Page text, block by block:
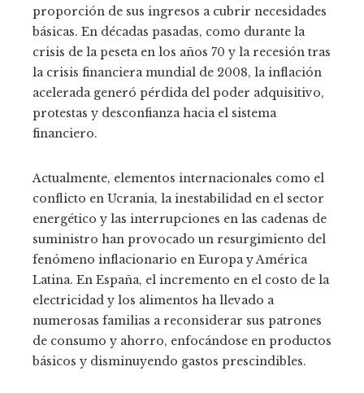
proporción de sus ingresos a cubrir necesidades
básicas. En décadas pasadas, como durante la
crisis de la peseta en los años 70 y la recesión tras
la crisis financiera mundial de 2008, la inflación
acelerada generó pérdida del poder adquisitivo,
protestas y desconfianza hacia el sistema
financiero.
Actualmente, elementos internacionales como el
conflicto en Ucrania, la inestabilidad en el sector
energético y las interrupciones en las cadenas de
suministro han provocado un resurgimiento del
fenómeno inflacionario en Europa y América
Latina. En España, el incremento en el costo de la
electricidad y los alimentos ha llevado a
numerosas familias a reconsiderar sus patrones
de consumo y ahorro, enfocándose en productos
básicos y disminuyendo gastos prescindibles.